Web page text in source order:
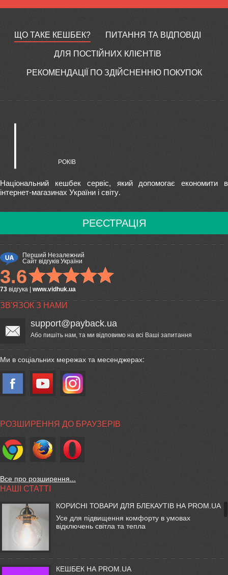
ЩО ТАКЕ КЕШБЕК? ПИТАННЯ ТА ВІДПОВІДІ
ДЛЯ ПОСТІЙНИХ КЛІЄНТІВ
РЕКОМЕНДАЦІЇ ПО ЗДІЙСНЕННЮ ПОКУПОК
Національний кешбек сервіс, який допомогає економити в
інтернет-магазинах України і світу.
РЕЄСТРАЦІЯ
Перший Незалежний
Сайт відгуків України
3.6
73 відгука | www.vidhuk.ua
ЗВ'ЯЗОК З НАМИ
support@payback.ua
Або пишіть нам, та ми відповимо на всі Ваші запитання
Ми в соціальних мережах та месенджерах:
РОЗШИРЕННЯ ДО БРАУЗЕРІВ
Все про розширення...
НАШІ СТАТТІ
КОРИСНІ ТОВАРИ ДЛЯ БЛЕКАУТІВ НА PROM.UA
Усе для підвищення комфорту в умовах
відключень світла та тепла
КЕШБЕК НА PROM.UA